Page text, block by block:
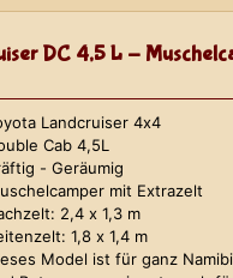
DC 4,5 L -
Landcruiser 4x4
Cab 4,5L
- Geräumig
mit Extrazelt
2,4 x 1,3 m
1,8 x 1,4 m
Model ist für ganz